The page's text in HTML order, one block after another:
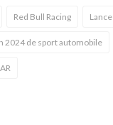
Red Bull Racing
2024 de sport automobile